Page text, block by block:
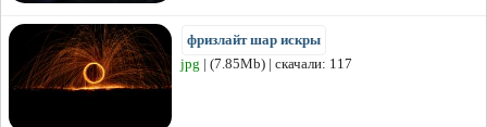
фризлайт шар искры
jpg | (7.85Mb) | скачали: 117